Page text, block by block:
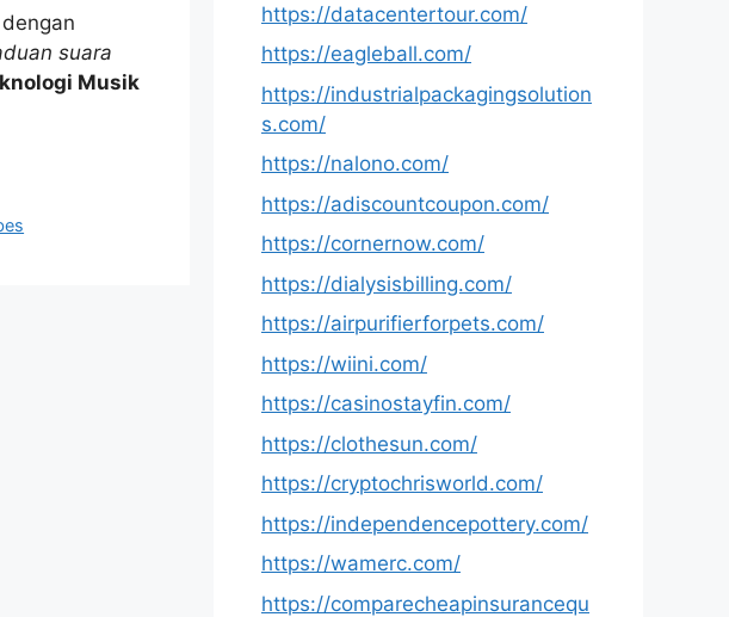
dengan
suara
Musik
https://datacentertour.com/
https://eagleball.com/
https://industrialpackagingsolution
s.com/
https://nalono.com/
https://adiscountcoupon.com/
https://cornernow.com/
https://dialysisbilling.com/
https://airpurifierforpets.com/
https://wiini.com/
https://casinostayfin.com/
https://clothesun.com/
https://cryptochrisworld.com/
https://independencepottery.com/
https://wamerc.com/
https://comparecheapinsurancequ